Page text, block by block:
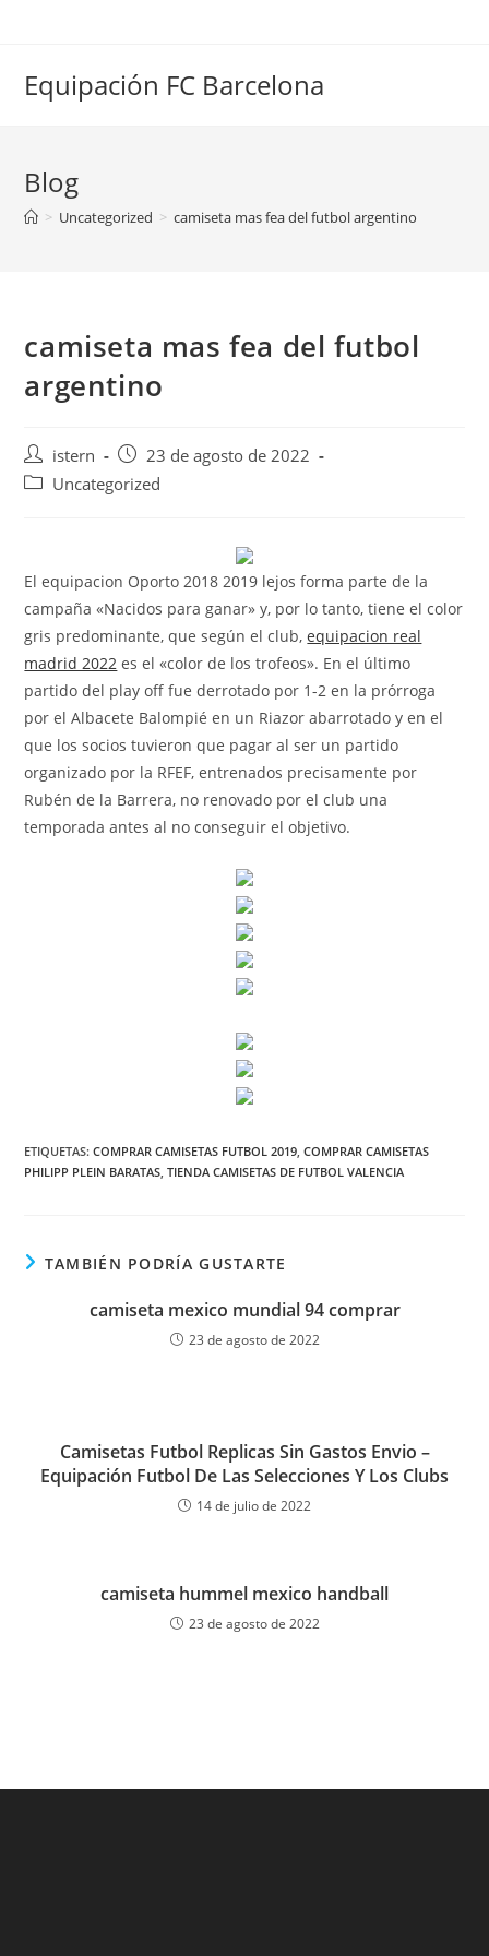
Equipación FC Barcelona
Blog
> Uncategorized > camiseta mas fea del futbol argentino
camiseta mas fea del futbol
argentino
Autor
de
istern
Publicación
de
23 de agosto de 2022
Categoría
Uncategorized
El equipacion Oporto 2018 2019 lejos forma parte de la
campaña «Nacidos para ganar» y, por lo tanto, tiene el color
gris predominante, que según el club,equipacion real
madrid 2022 es el «color de los trofeos». En el último
partido del play off fue derrotado por 1-2 en la prórroga
por el Albacete Balompié en un Riazor abarrotado y en el
que los socios tuvieron que pagar al ser un partido
organizado por la RFEF, entrenados precisamente por
Rubén de la Barrera, no renovado por el club una
temporada antes al no conseguir el objetivo.
ETIQUETAS:COMPRAR CAMISETAS FUTBOL 2019, COMPRAR CAMISETAS
PHILIPP PLEIN BARATAS, TIENDA CAMISETAS DE FUTBOL VALENCIA
TAMBIÉN PODRÍA GUSTARTE
camiseta mexico mundial 94 comprar
23 de agosto de 2022
Camisetas Futbol Replicas Sin Gastos Envio –
Equipación Futbol De Las Selecciones Y Los Clubs
14 de julio de 2022
camiseta hummel mexico handball
23 de agosto de 2022